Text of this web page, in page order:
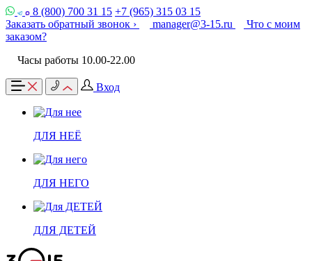
8 (800) 700 31 15 +7 (965) 315 03 15
Заказать обратный звонок ›
manager@3-15.ru
Что с моим
заказом?
Часы работы 10.00-22.00
Вход
ДЛЯ НЕЁ
ДЛЯ НЕГО
ДЛЯ ДЕТЕЙ